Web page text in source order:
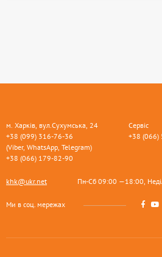
м. Харків, вул.Сухумська, 24
+38 (099) 316-76-36
(Viber, WhatsApp, Telegram)
+38 (066) 179-82-90
Сервіс
+38 (066)
khk@ukr.net Пн-Сб 09:00 —18:00,
Ми в соц. мережах